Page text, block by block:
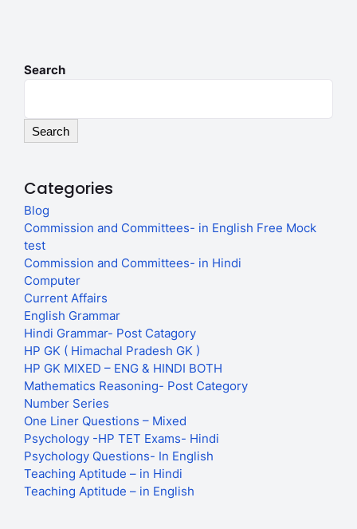
Search
Search
Categories
Blog
Commission and Committees- in English Free Mock
test
Commission and Committees- in Hindi
Computer
Current Affairs
English Grammar
Hindi Grammar- Post Catagory
HP GK ( Himachal Pradesh GK )
HP GK MIXED – ENG & HINDI BOTH
Mathematics Reasoning- Post Category
Number Series
One Liner Questions – Mixed
Psychology -HP TET Exams- Hindi
Psychology Questions- In English
Teaching Aptitude – in Hindi
Teaching Aptitude – in English